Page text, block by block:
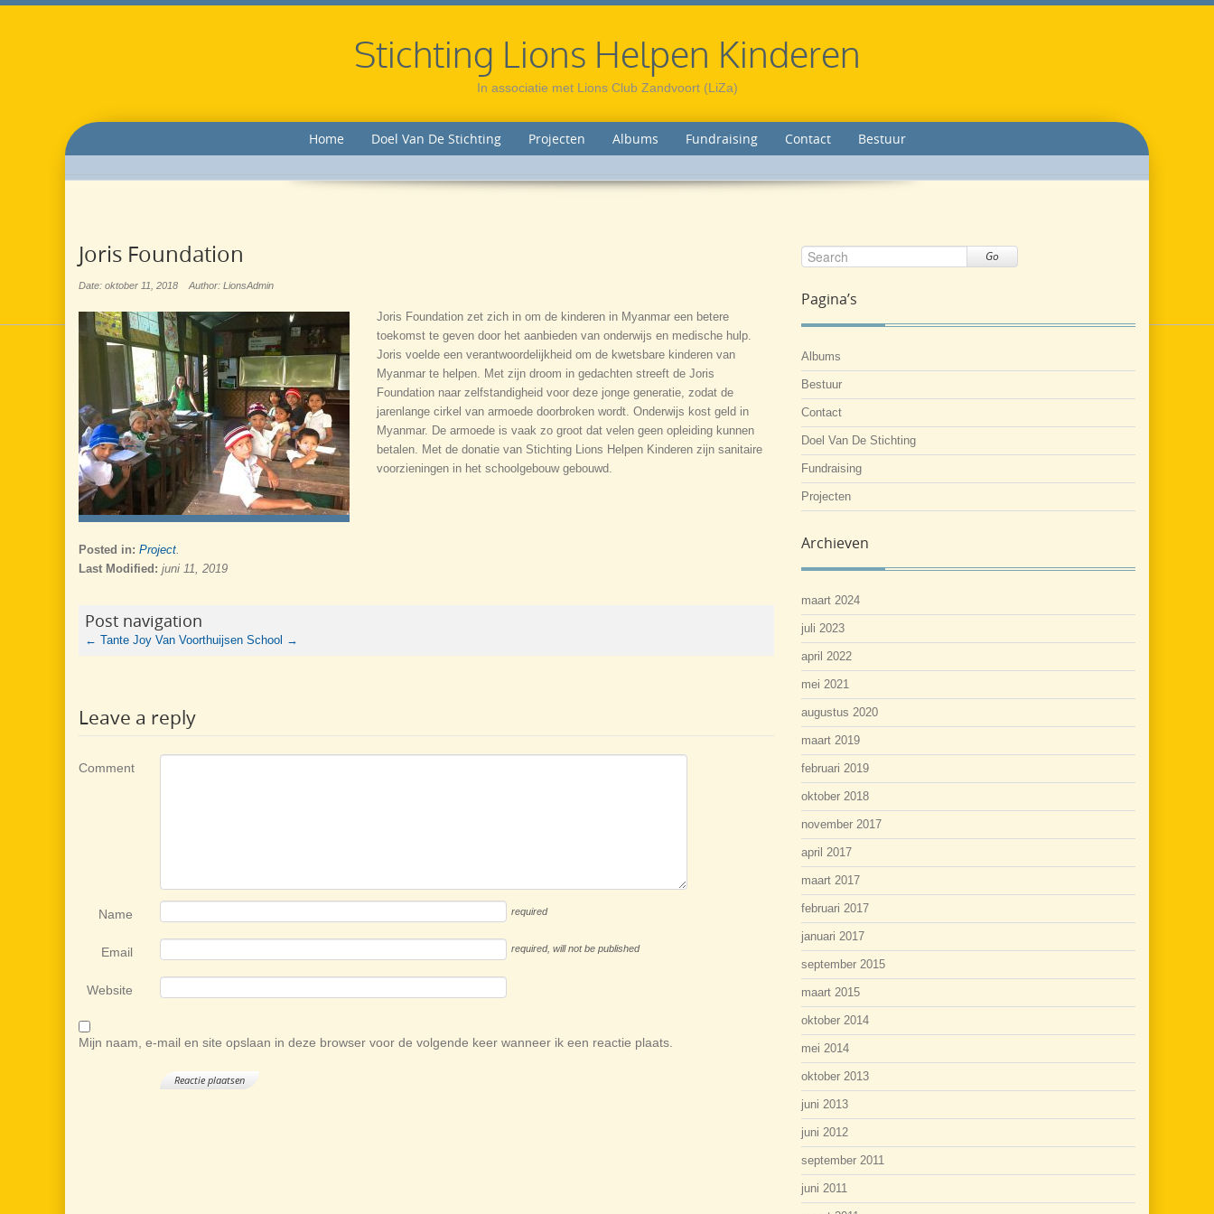
Stichting Lions Helpen Kinderen
In associatie met Lions Club Zandvoort (LiZa)
Home Doel Van De Stichting Projecten Albums Fundraising Contact Bestuur
Joris Foundation
Date: oktober 11, 2018 Author: LionsAdmin
Joris Foundation zet zich in om de kinderen in Myanmar een betere
toekomst te geven door het aanbieden van onderwijs en medische hulp.
Joris voelde een verantwoordelijkheid om de kwetsbare kinderen van
Myanmar te helpen. Met zijn droom in gedachten streeft de Joris
Foundation naar zelfstandigheid voor deze jonge generatie, zodat de
jarenlange cirkel van armoede doorbroken wordt. Onderwijs kost geld in
Myanmar. De armoede is vaak zo groot dat velen geen opleiding kunnen
betalen. Met de donatie van Stichting Lions Helpen Kinderen zijn sanitaire
voorzieningen in het schoolgebouw gebouwd.
Posted in: Project.
Last Modified: juni 11, 2019
Post navigation
← Tante Joy Van Voorthuijsen School →
Leave a reply
Comment
Name required
Email required, will not be published
Website
Mijn naam, e-mail en site opslaan in deze browser voor de volgende keer wanneer ik een reactie plaats.
Go
Pagina’s
Albums
Bestuur
Contact
Doel Van De Stichting
Fundraising
Projecten
Archieven
maart 2024
juli 2023
april 2022
mei 2021
augustus 2020
maart 2019
februari 2019
oktober 2018
november 2017
april 2017
maart 2017
februari 2017
januari 2017
september 2015
maart 2015
oktober 2014
mei 2014
oktober 2013
juni 2013
juni 2012
september 2011
juni 2011